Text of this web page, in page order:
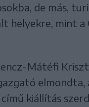
de más,
helyekre, mint a
Mátéfi
elmondta,
kiállítás